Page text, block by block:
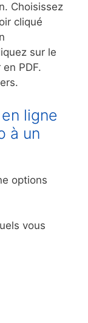
Choisissez
cliqué
sur le
PDF.
ligne
à un
options
vous